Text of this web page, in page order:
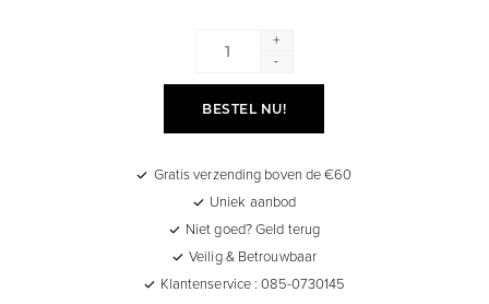
+
-
BESTEL NU!
Gratis verzending boven de €60
Uniek aanbod
Niet goed? Geld terug
Veilig & Betrouwbaar
Klantenservice : 085-0730145